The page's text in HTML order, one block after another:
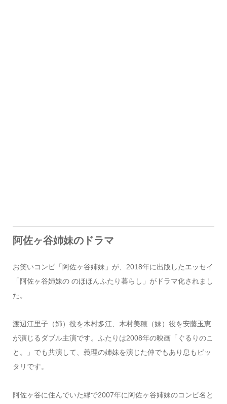
阿佐ヶ谷姉妹のドラマ
お笑いコンビ「阿佐ヶ谷姉妹」が、2018年に出版したエッセイ
「阿佐ヶ谷姉妹の のほほんふたり暮らし」がドラマ化されまし
た。
渡辺江里子（姉）役を木村多江、木村美穂（妹）役を安藤玉恵
が演じるダブル主演です。ふたりは2008年の映画「ぐるりのこ
と。」でも共演して、義理の姉妹を演じた仲でもあり息もピッ
タリです。
阿佐ヶ谷に住んでいた縁で2007年に阿佐ヶ谷姉妹のコンビ名と